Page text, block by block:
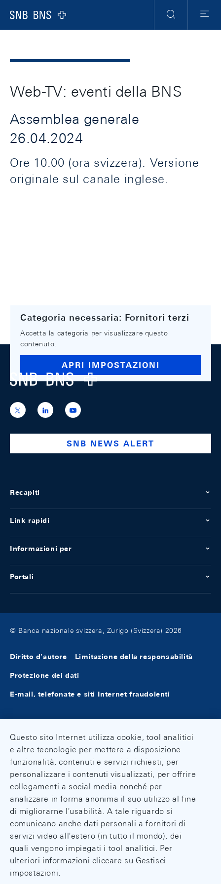
Logo
Navigation
Ricerca Menu
Web-TV: eventi della BNS
Assemblea generale
26.04.2024
Ore 10.00 (ora svizzera). Versione
originale sul canale inglese.
Categoria necessaria: Fornitori terzi
Accetta la categoria per visualizzare questo
contenuto.
APRI IMPOSTAZIONI
Footer
Logo
https://x.com/snb_bns
https://ch.linkedin.com/company/swiss-
national-
https://www.youtube.com/
SNB NEWS ALERT
Recapiti
Link rapidi
Informazioni per
Portali
© Banca nazionale svizzera, Zurigo (Svizzera) 2026
Diritto d'autore Limitazione della responsabilità
Protezione dei dati
E-mail, telefonate e siti Internet fraudolenti
Questo sito Internet utilizza cookie, tool analitici
e altre tecnologie per mettere a disposizione
funzionalità, contenuti e servizi richiesti, per
personalizzare i contenuti visualizzati, per offrire
collegamenti a social media nonché per
analizzare in forma anonima il suo utilizzo al fine
di migliorarne l'usabilità. A tale riguardo si
comunicano anche dati personali a fornitori di
servizi video all'estero (in tutto il mondo), dei
quali vengono impiegati i tool analitici. Per
ulteriori informazioni cliccare su Gestisci
impostazioni.